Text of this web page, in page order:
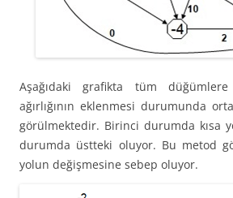
Aşağıdaki grafikta tüm
ağırlığının eklenmesi durumunda
görülmektedir. Birinci durumda kısa
durumda üstteki oluyor. Bu metod
yolun değişmesine sebep oluyor.